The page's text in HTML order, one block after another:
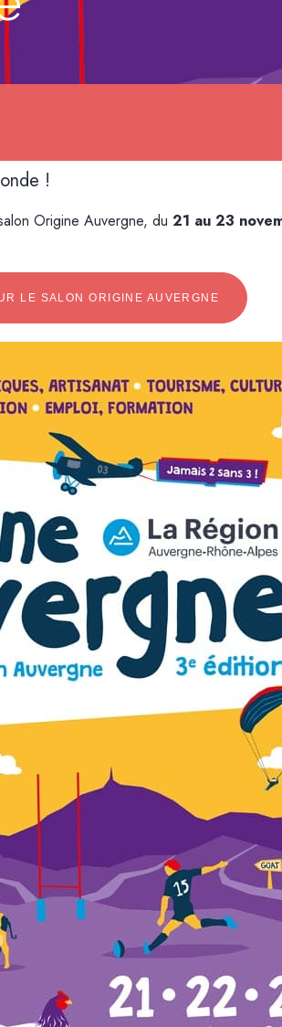
!
Origine Auvergne, du 21 au 23
LE SALON ORIGINE AUVERGNE